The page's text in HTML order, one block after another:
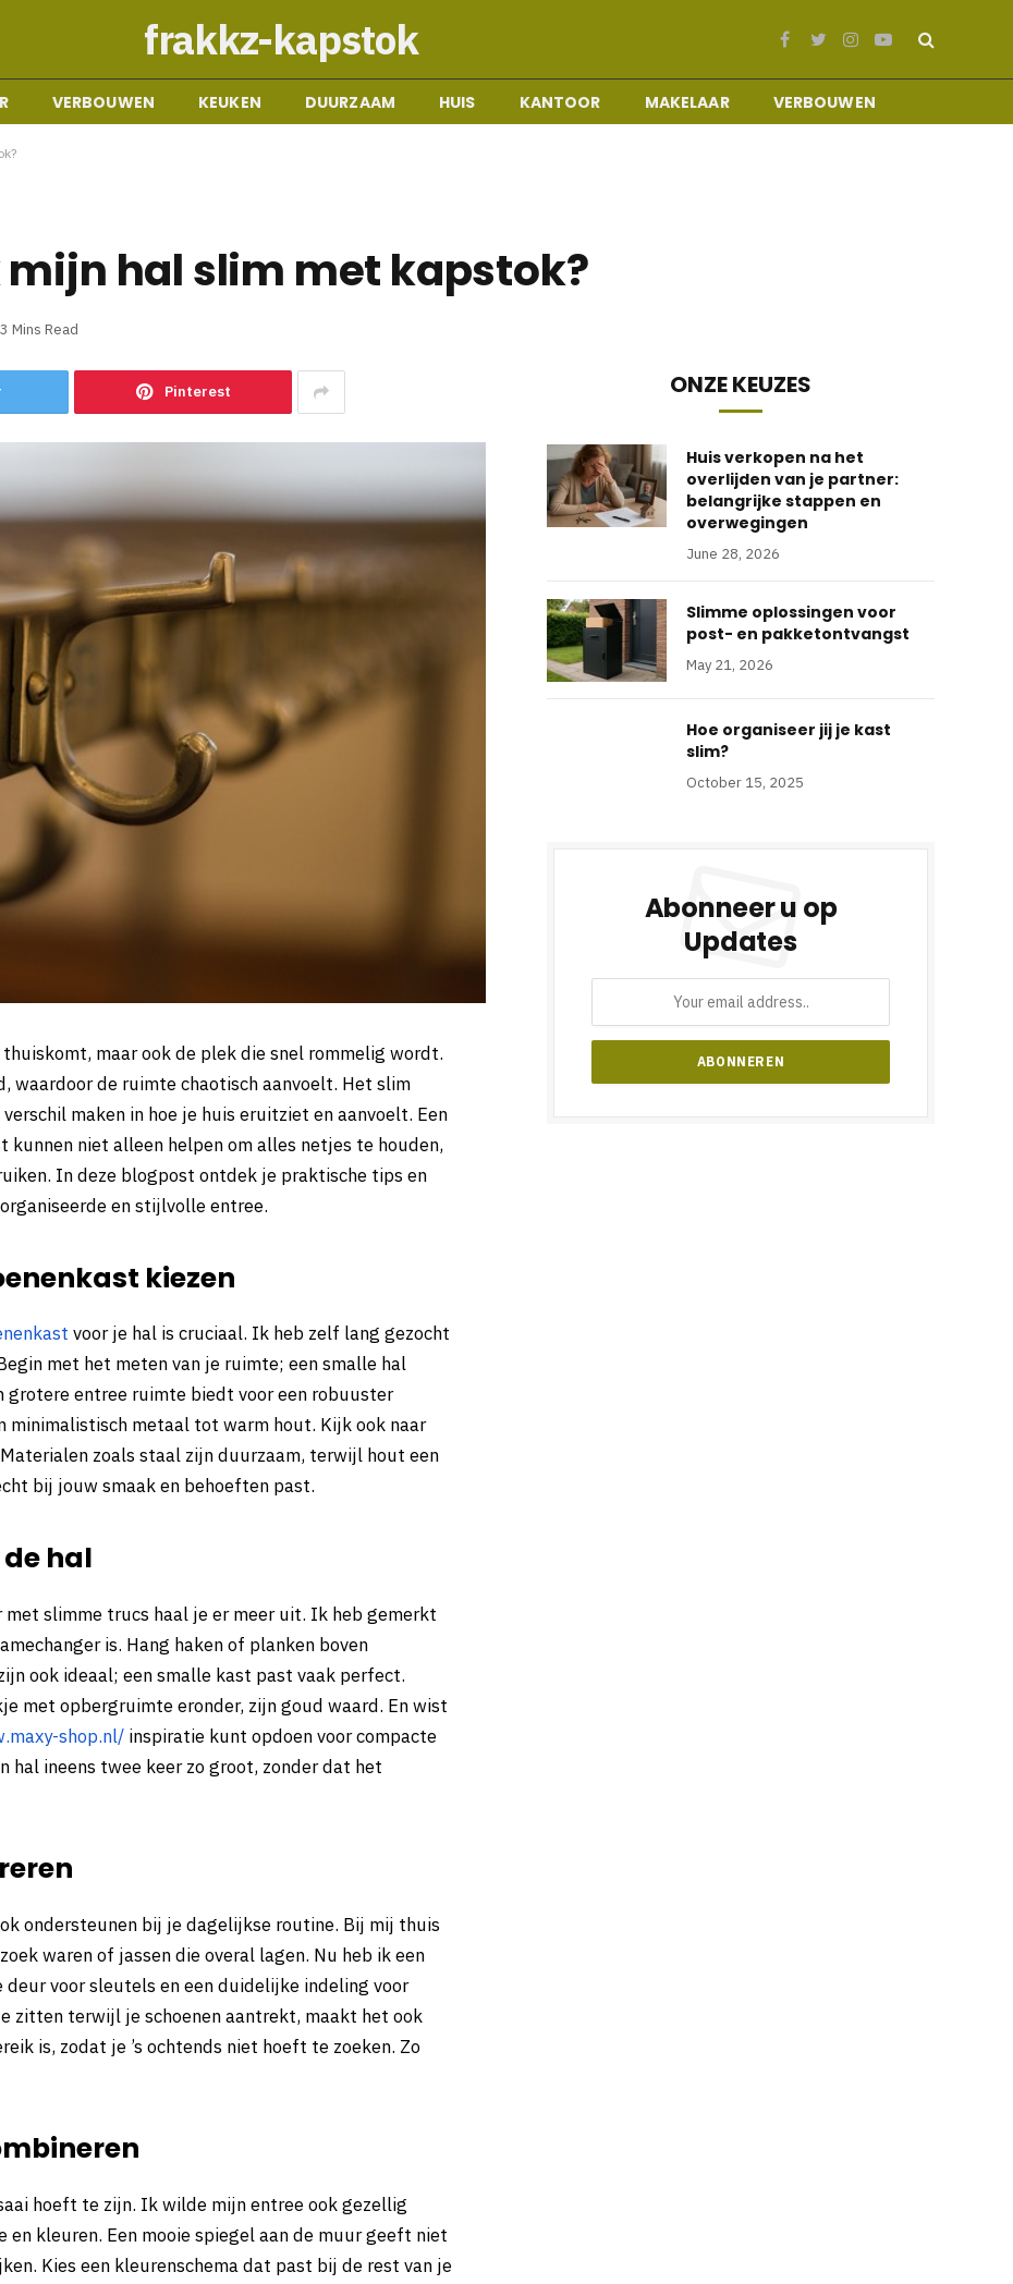
frakkz-kapstok Facebook
TwitterInstagram
YouTube
VERBOUWEN KEUKEN DUURZAAM HUIS KANTOOR MAKELAAR VERBOUWEN
mijn hal slim met kapstok?
3 Mins Read
Pinterest
maar ook de plek die snel rommelig wordt.
waardoor de ruimte chaotisch aanvoelt. Het slim
maken in hoe je huis eruitziet en aanvoelt. Een
niet alleen helpen om alles netjes te houden,
In deze blogpost ontdek je praktische tips en
en stijlvolle entree.
kiezen
voor je hal is cruciaal. Ik heb zelf lang gezocht
met het meten van je ruimte; een smalle hal
entree ruimte biedt voor een robuuster
minimalistisch metaal tot warm hout. Kijk ook naar
zoals staal zijn duurzaam, terwijl hout een
bij jouw smaak en behoeften past.
hal
met slimme trucs haal je er meer uit. Ik heb gemerkt
is. Hang haken of planken boven
ook ideaal; een smalle kast past vaak perfect.
met opbergruimte eronder, zijn goud waard. En wist
shop.nl/ inspiratie kunt opdoen voor compacte
ineens twee keer zo groot, zonder dat het
ondersteunen bij je dagelijkse routine. Bij mij thuis
waren of jassen die overal lagen. Nu heb ik een
voor sleutels en een duidelijke indeling voor
zitten terwijl je schoenen aantrekt, maakt het ook
is, zodat je ’s ochtends niet hoeft te zoeken. Zo
hoeft te zijn. Ik wilde mijn entree ook gezellig
kleuren. Een mooie spiegel aan de muur geeft niet
Kies een kleurenschema dat past bij de rest van je
ONZE KEUZES
Huis verkopen na het
overlijden van je partner:
belangrijke stappen en
overwegingen
June 28, 2026
Slimme oplossingen voor
post- en pakketontvangst
May 21, 2026
Hoe organiseer jij je kast
slim?
October 15, 2025
Abonneer u op
Updates